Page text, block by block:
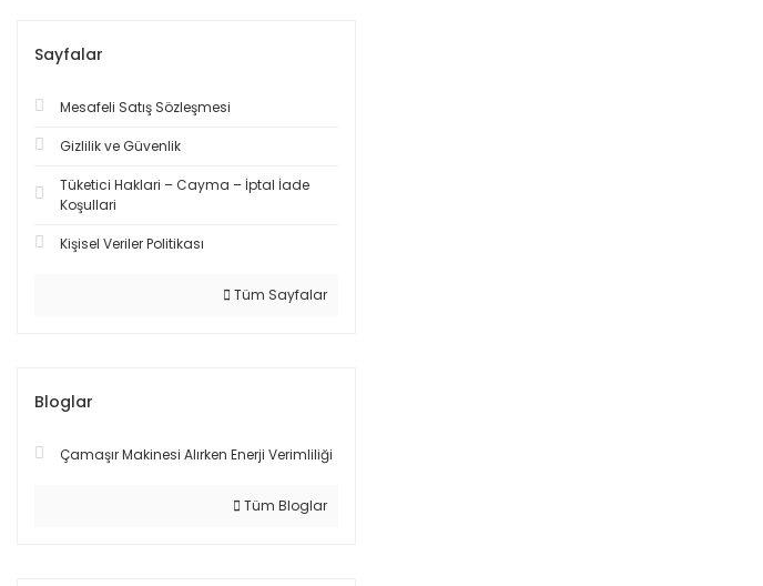
Sayfalar
Mesafeli Satış Sözleşmesi
Gizlilik ve Güvenlik
Tüketici Haklari – Cayma – İptal İade
Koşullari
Kişisel Veriler Politikası
Tüm Sayfalar
Bloglar
Çamaşır Makinesi Alırken Enerji Verimliliği
Tüm Bloglar